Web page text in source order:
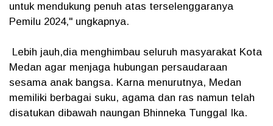
untuk mendukung penuh atas terselenggaranya
Pemilu 2024," ungkapnya.
Lebih jauh,dia menghimbau seluruh masyarakat Kota
Medan agar menjaga hubungan persaudaraan
sesama anak bangsa. Karna menurutnya, Medan
memiliki berbagai suku, agama dan ras namun telah
disatukan dibawah naungan Bhinneka Tunggal Ika.